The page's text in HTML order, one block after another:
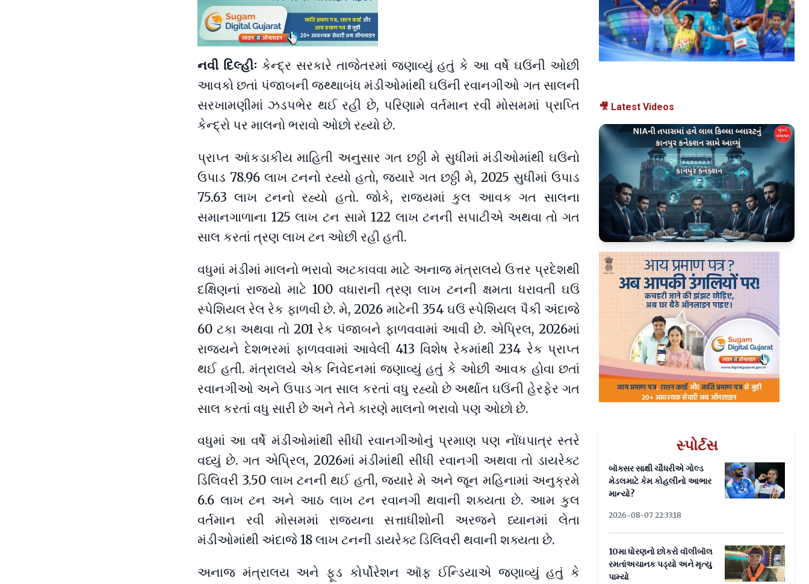
નવી દિલ્હીઃ કેન્દ્ર સરકારે તાજેતરમાં જણાવ્યું હતું કે આ વર્ષે ઘઉંની ઓછી
આવકો છતાં પંજાબની જથ્થાબંધ મંડીઓમાંથી ઘઉંની રવાનગીઓ ગત સાલની
સરખામણીમાં ઝડપભેર થઈ રહી છે, પરિણામે વર્તમાન રવી મોસમમાં પ્રાપ્તિ
કેન્દ્રો પર માલનો ભરાવો ઓછો રહ્યો છે.
પ્રાપ્ત આંકડાકીય માહિતી અનુસાર ગત છઠ્ઠી મે સુધીમાં મંડીઓમાંથી ઘઉંનો
ઉપાડ 78.96 લાખ ટનનો રહ્યો હતો, જ્યારે ગત છઠ્ઠી મે, 2025 સુધીમાં ઉપાડ
75.63 લાખ ટનનો રહ્યો હતો. જોકે, રાજ્યમાં કુલ આવક ગત સાલના
સમાનગાળાના 125 લાખ ટન સામે 122 લાખ ટનની સપાટીએ અથવા તો ગત
સાલ કરતાં ત્રણ લાખ ટન ઓછી રહી હતી.
વધુમાં મંડીમાં માલનો ભરાવો અટકાવવા માટે અનાજ મંત્રાલયે ઉત્તર પ્રદેશથી
દક્ષિણનાં રાજ્યો માટે 100 વધારાની ત્રણ લાખ ટનની ક્ષમતા ધરાવતી ઘઉં
સ્પેશિયલ રેલ રેક ફાળવી છે. મે, 2026 માટેની 354 ઘઉં સ્પેશિયલ પૈકી અંદાજે
60 ટકા અથવા તો 201 રેક પંજાબને ફાળવવામાં આવી છે. એપ્રિલ, 2026માં
રાજ્યને દેશભરમાં ફાળવવામાં આવેલી 413 વિશેષ રેકમાંથી 234 રેક પ્રાપ્ત
થઈ હતી. મંત્રાલયે એક નિવેદનમાં જણાવ્યું હતું કે ઓછી આવક હોવા છતાં
રવાનગીઓ અને ઉપાડ ગત સાલ કરતાં વધુ રહ્યો છે અર્થાત ઘઉંની હેરફેર ગત
સાલ કરતાં વધુ સારી છે અને તેને કારણે માલનો ભરાવો પણ ઓછો છે.
વધુમાં આ વર્ષે મંડીઓમાંથી સીધી રવાનગીઓનું પ્રમાણ પણ નોંધપાત્ર સ્તરે
વધ્યું છે. ગત એપ્રિલ, 2026માં મંડીમાંથી સીધી રવાનગી અથવા તો ડાયરેક્ટ
ડિલિવરી 3.50 લાખ ટનની થઈ હતી, જ્યારે મે અને જૂન મહિનામાં અનુક્રમે
6.6 લાખ ટન અને આઠ લાખ ટન રવાનગી થવાની શક્યતા છે. આમ કુલ
વર્તમાન રવી મોસમમાં રાજ્યના સત્તાધીશોની અરજને ધ્યાનમાં લેતા
મંડીઓમાંથી અંદાજે 18 લાખ ટનની ડાયરેક્ટ ડિલિવરી થવાની શક્યતા છે.
અનાજ મંત્રાલય અને ફૂડ કોર્પોરેશન ઑફ ઈન્ડિયાએ જણાવ્યું હતું કે
🎥 Latest Videos
▶
સ્પોર્ટસ
બૉક્સર સાક્ષી ચૌધરીએ ગોલ્ડ
મેડલમાટે કેમ કોહલીનો આભાર
માન્યો?
2026-08-07 22:33:18
10મા ધોરણનો છોકરો વૉલીબૉલ
રમતાંઅચાનક પડ્યો અને મૃત્યુ
પામ્યો